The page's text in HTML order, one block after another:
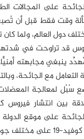
على المجالات
وقت فقط قبل أن
دول العالم، ولما
قد تراوحت في
عومِل كمُهدِّد ينبغي
مع الجائحة،
سُبُل لمعالجة
على موقع
في الدولة؟